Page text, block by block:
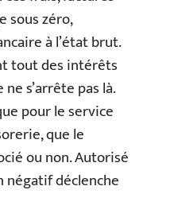
sous zéro,
à l’état brut.
tout des intérêts
s’arrête pas là.
pour le service
que le
ou non. Autorisé
négatif déclenche